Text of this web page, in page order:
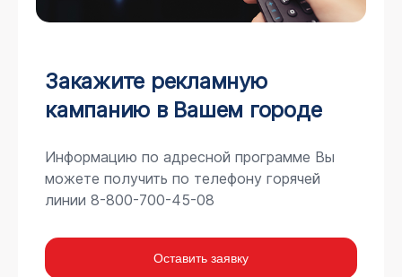
Закажите рекламную
кампанию в Вашем городе
Информацию по адресной программе Вы
можете получить по телефону горячей
линии 8-800-700-45-08
Оставить заявку